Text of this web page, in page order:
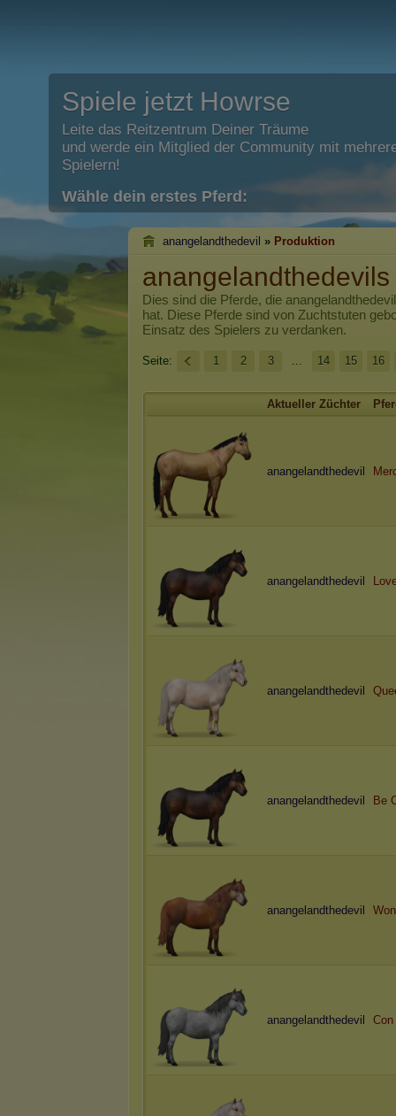
Spiele jetzt Howrse
Leite das Reitzentrum Deiner Träume
und werde ein Mitglied der Community mit
Spielern!
Wähle dein erstes Pferd:
anangelandthedevil » Produktion
Dies sind die Pferde, die anangelandthedevil
hat. Diese Pferde sind von Zuchtstuten
Einsatz des Spielers zu verdanken.
Seite: 1 2 3 ... 14 15 16
Aktueller Züchter
anangelandthedevil
anangelandthedevil
anangelandthedevil
anangelandthedevil Be
anangelandthedevil
anangelandthedevil Con